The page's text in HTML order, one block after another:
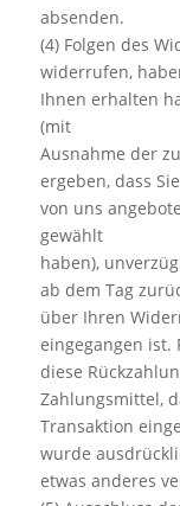
absenden.
(4) Folgen des
widerrufen,
Ihnen erhalten
(mit
Ausnahme der
ergeben, dass
von uns
gewählt
haben),
ab dem Tag
über Ihren
eingegangen ist.
diese
Zahlungsmittel,
Transaktion
wurde
etwas anderes